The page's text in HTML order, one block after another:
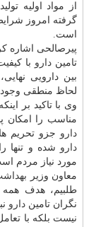
از مواد اولیه
گرفته امروز
است.
پیرصالحی اشاره
تامیندارو با
بین دارویی
لحاظ منطقی وجود
وی با تاكید بر
مناسب را امكان
دارو جزو تحریم
دارو شده و تنها
مورد نیاز مردم
معاون وزیر
طلبیم، هدف
نگران تامیندارو
نیست بلكه با